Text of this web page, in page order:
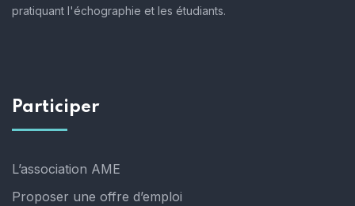
pratiquant l'échographie et les étudiants.
Participer
L’association AME
Proposer une offre d’emploi